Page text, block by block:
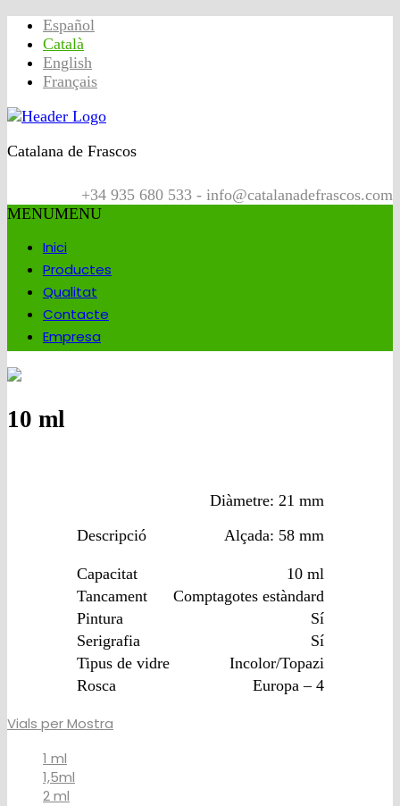
Español
Català
English
Français
Catalana de Frascos
+34 935 680 533 - info@catalanadefrascos.com
MENUMENU
Inici
Productes
Qualitat
Contacte
Empresa
10 ml
Descripció
Diàmetre: 21 mm
Alçada: 58 mm
Capacitat
10 ml
Tancament
Comptagotes estàndard
Pintura
Sí
Serigrafia
Sí
Tipus de vidre
Incolor/Topazi
Rosca
Europa – 4
Vials per Mostra
1 ml
1,5ml
2 ml